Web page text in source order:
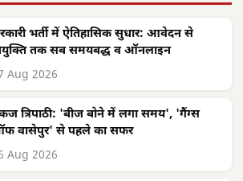
भर्ती में ऐतिहासिक सुधार: आवेदन से
तक सब समयबद्ध व ऑनलाइन
Aug 2026
त्रिपाठी: 'बीज बोने में लगा समय', 'गैंग्स
वासेपुर' से पहले का सफर
Aug 2026